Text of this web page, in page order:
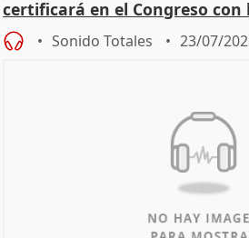
certificará en el Congreso con
de
Sonido Totales 23/07/